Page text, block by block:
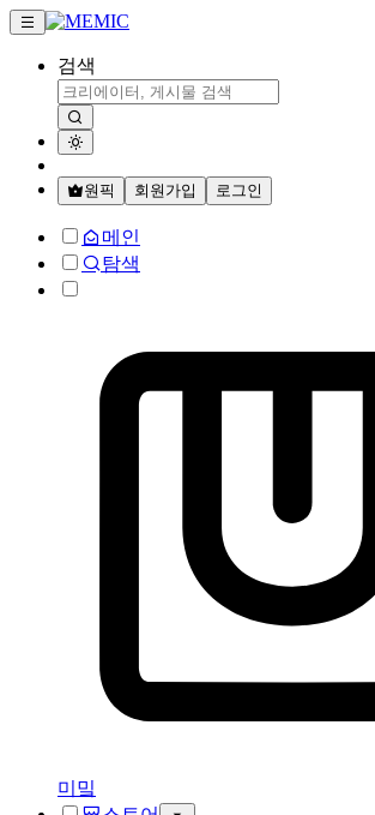
검색
원픽 회원가입 로그인
메인
탐색
미밐